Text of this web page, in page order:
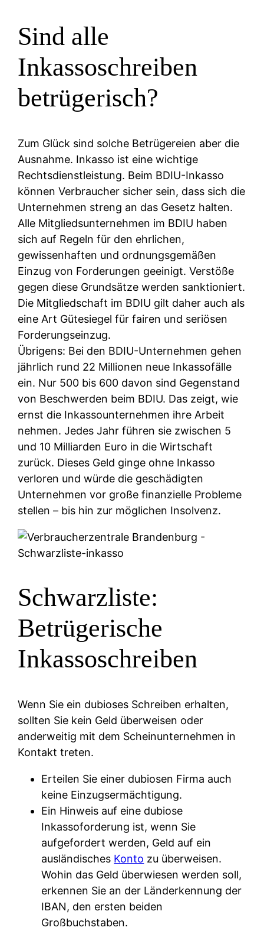
Sind alle
Inkassoschreiben
betrügerisch?
Zum Glück sind solche Betrügereien aber die
Ausnahme. Inkasso ist eine wichtige
Rechtsdienstleistung. Beim BDIU-Inkasso
können Verbraucher sicher sein, dass sich die
Unternehmen streng an das Gesetz halten.
Alle Mitgliedsunternehmen im BDIU haben
sich auf Regeln für den ehrlichen,
gewissenhaften und ordnungsgemäßen
Einzug von Forderungen geeinigt. Verstöße
gegen diese Grundsätze werden sanktioniert.
Die Mitgliedschaft im BDIU gilt daher auch als
eine Art Gütesiegel für fairen und seriösen
Forderungseinzug.
Übrigens: Bei den BDIU-Unternehmen gehen
jährlich rund 22 Millionen neue Inkassofälle
ein. Nur 500 bis 600 davon sind Gegenstand
von Beschwerden beim BDIU. Das zeigt, wie
ernst die Inkassounternehmen ihre Arbeit
nehmen. Jedes Jahr führen sie zwischen 5
und 10 Milliarden Euro in die Wirtschaft
zurück. Dieses Geld ginge ohne Inkasso
verloren und würde die geschädigten
Unternehmen vor große finanzielle Probleme
stellen – bis hin zur möglichen Insolvenz.
Schwarzliste:
Betrügerische
Inkassoschreiben
Wenn Sie ein dubioses Schreiben erhalten,
sollten Sie kein Geld überweisen oder
anderweitig mit dem Scheinunternehmen in
Kontakt treten.
Erteilen Sie einer dubiosen Firma auch
keine Einzugsermächtigung.
Ein Hinweis auf eine dubiose
Inkassoforderung ist, wenn Sie
aufgefordert werden, Geld auf ein
ausländisches Konto zu überweisen.
Wohin das Geld überwiesen werden soll,
erkennen Sie an der Länderkennung der
IBAN, den ersten beiden
Großbuchstaben.